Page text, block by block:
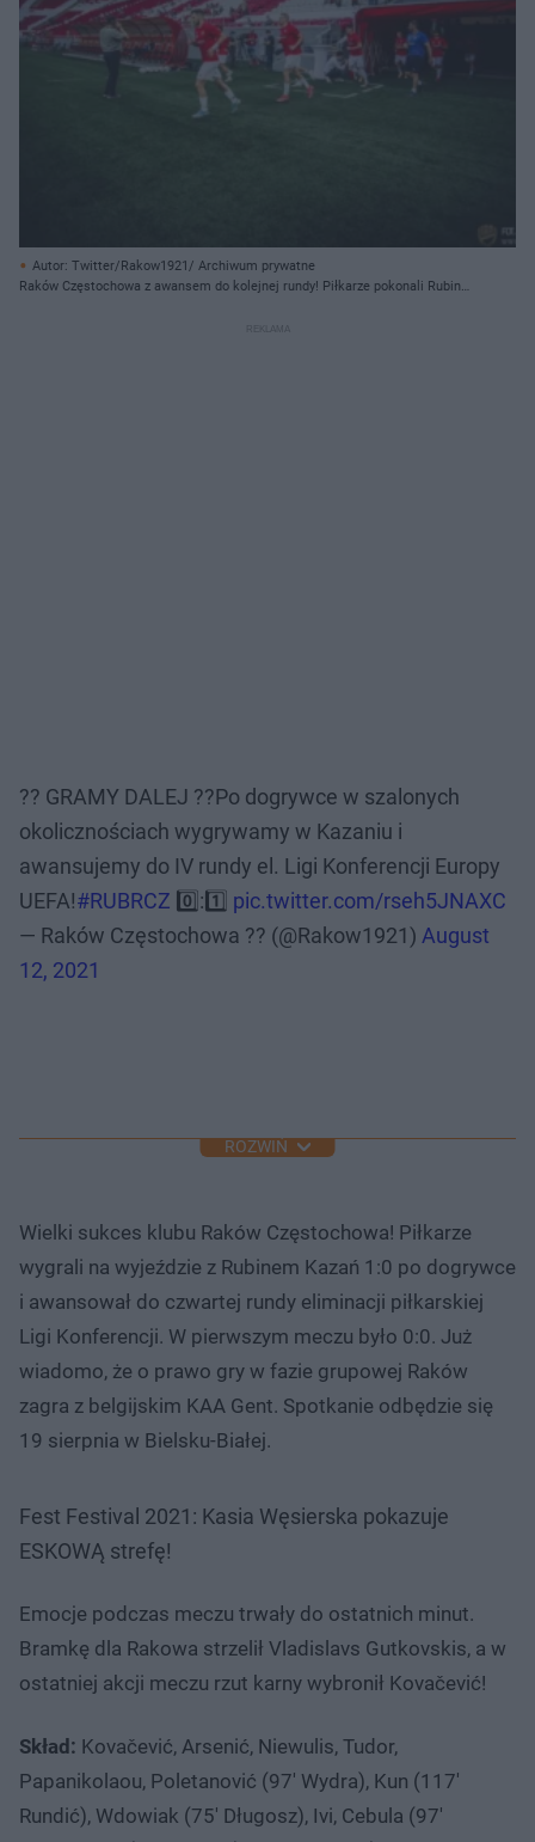
Autor: Twitter/Rakow1921/ Archiwum prywatne
Raków Częstochowa z awansem do kolejnej rundy! Piłkarze pokonali Rubin
?? GRAMY DALEJ ??Po dogrywce w szalonych
okolicznościach wygrywamy w Kazaniu i
awansujemy do IV rundy el. Ligi Konferencji Europy
UEFA!#RUBRCZ 0️⃣:1️⃣ pic.twitter.com/rseh5JNAXC
— Raków Częstochowa ?? (@Rakow1921) August
12, 2021
ROZWIŃ
Wielki sukces klubu Raków Częstochowa! Piłkarze
wygrali na wyjeździe z Rubinem Kazań 1:0 po dogrywce
i awansował do czwartej rundy eliminacji piłkarskiej
Ligi Konferencji. W pierwszym meczu było 0:0. Już
wiadomo, że o prawo gry w fazie grupowej Raków
zagra z belgijskim KAA Gent. Spotkanie odbędzie się
19 sierpnia w Bielsku-Białej.
Fest Festival 2021: Kasia Węsierska pokazuje
ESKOWĄ strefę!
Emocje podczas meczu trwały do ostatnich minut.
Bramkę dla Rakowa strzelił Vladislavs Gutkovskis, a w
ostatniej akcji meczu rzut karny wybronił Kovačević!
Skład: Kovačević, Arsenić, Niewulis, Tudor,
Papanikolaou, Poletanović (97' Wydra), Kun (117'
Rundić), Wdowiak (75' Długosz), Ivi, Cebula (97'